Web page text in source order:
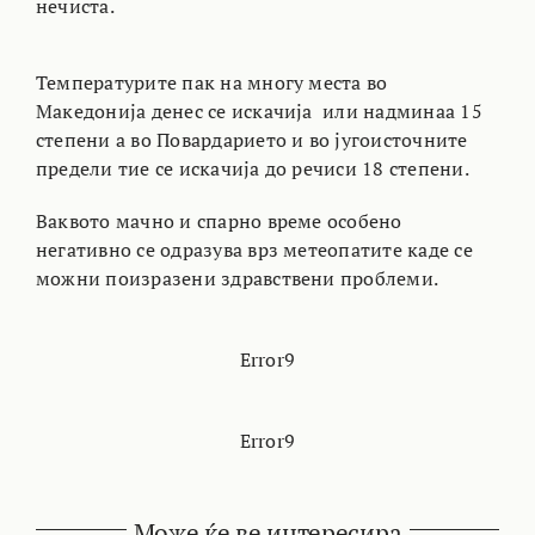
нечиста.
Температурите пак на многу места во
Македонија денес се искачија или надминаа 15
степени а во Повардарието и во југоисточните
предели тие се искачија до речиси 18 степени.
Ваквото мачно и спарно време особено
негативно се одразува врз метеопатите каде се
можни поизразени здравствени проблеми.
Error9
Error9